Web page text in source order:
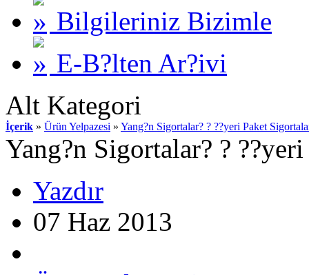
Bilgileriniz Bizimle
E-B?lten Ar?ivi
Alt Kategori
İçerik » Ürün Yelpazesi » Yang?n Sigortalar? ? ??yeri Paket
Yang?n Sigortalar? ?
Yazdır
07 Haz 2013